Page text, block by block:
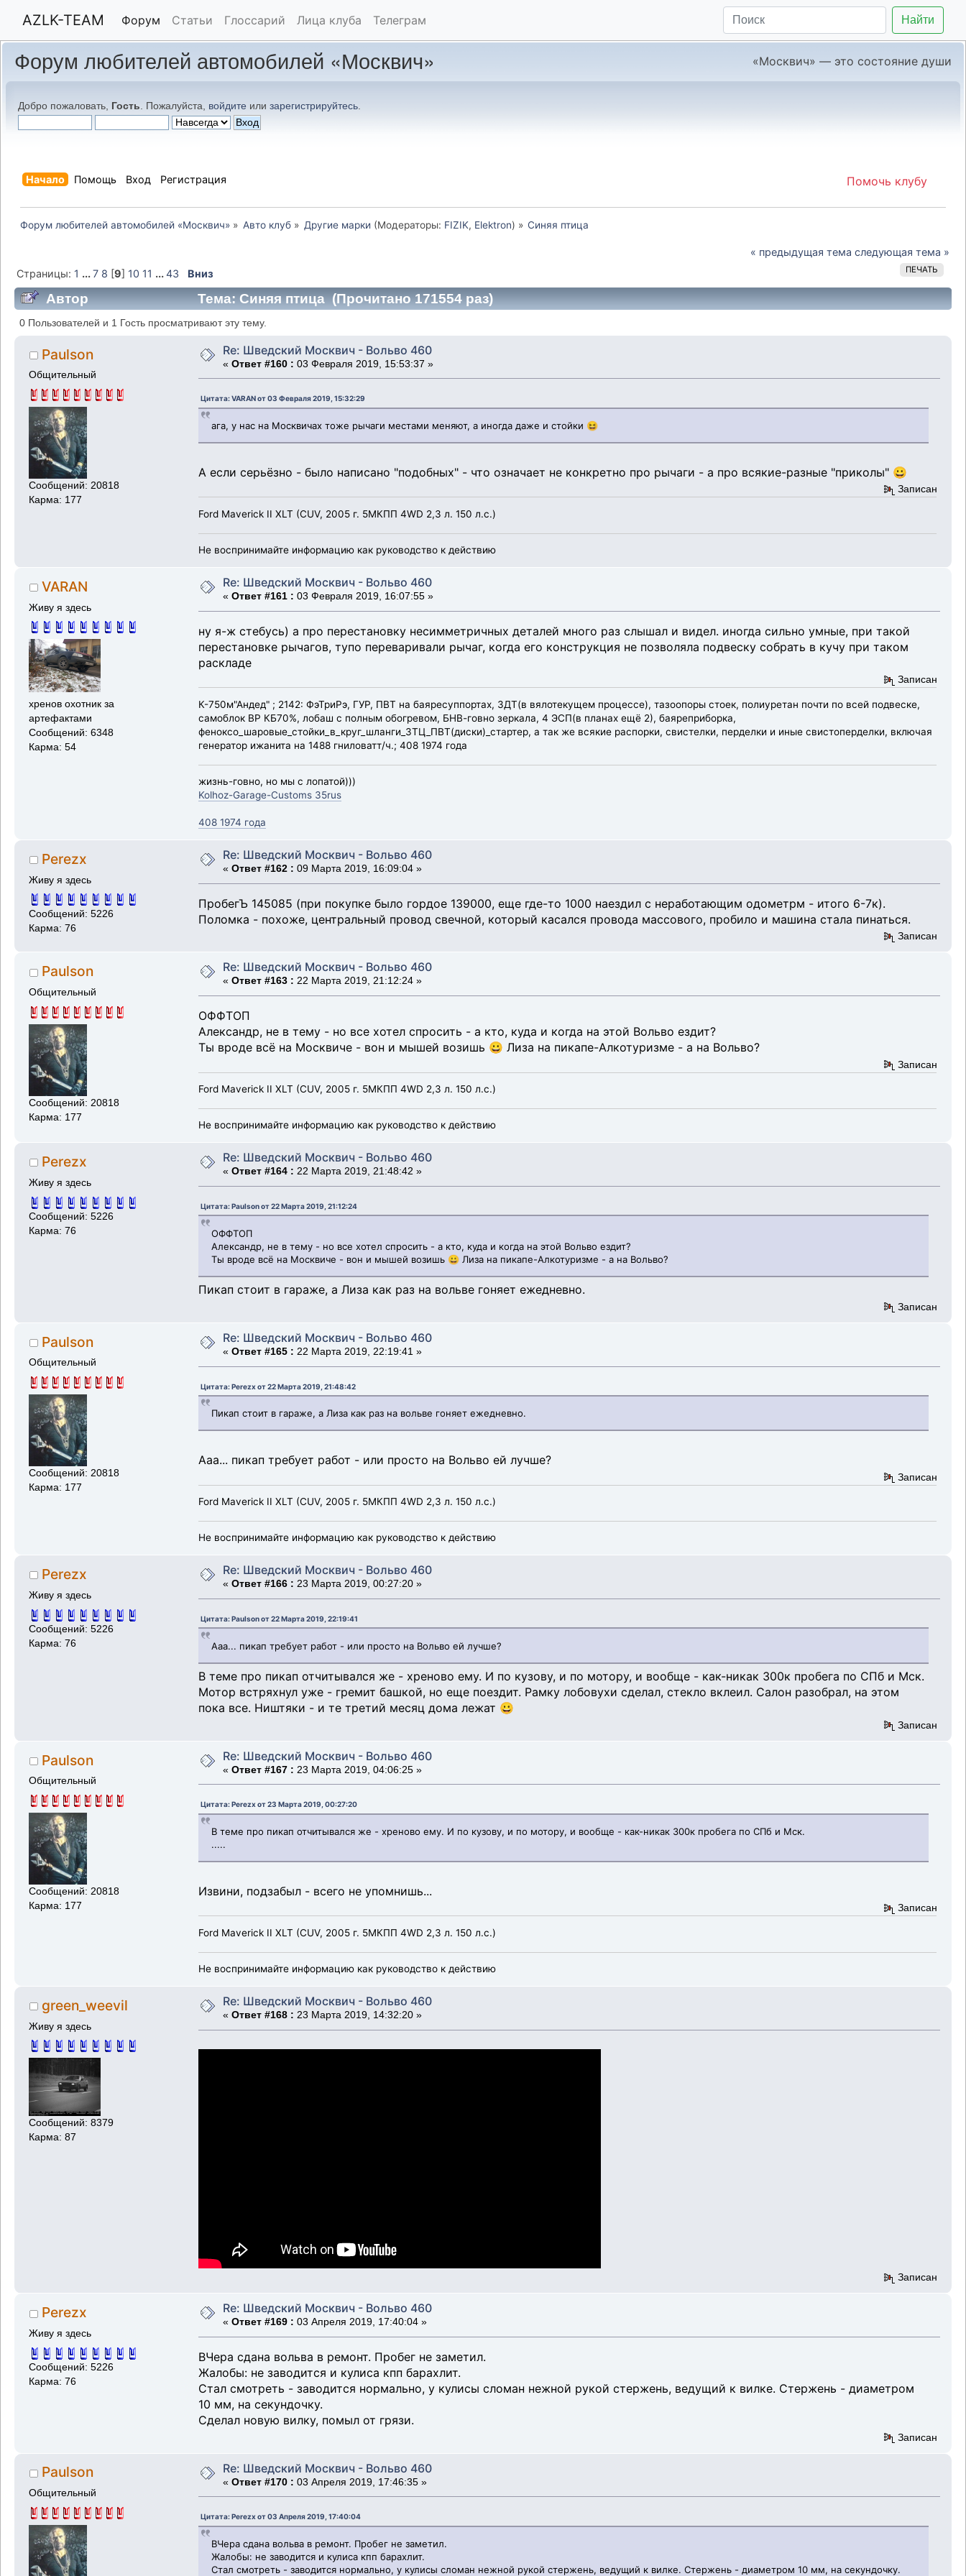
AZLK-TEAM Форум Статьи Глоссарий Лица клуба Телеграм Найти
Форум любителей автомобилей «Москвич» «Москвич» — это состояние души
Добро пожаловать, Гость . Пожалуйста, войдите или зарегистрируйтесь
Помочь клубу
Начало Помощь Вход Регистрация
Форум любителей автомобилей «Москвич» » Авто клуб» Другие марки (Модераторы: FIZIK, Elektron) » Синяя птица
« предыдущая тема следующая тема »
ПЕЧАТЬ
Страницы: 1 ...7 8 [9] 10 11 ...43 Вниз
Автор Тема: Синяя птица (Прочитано 171554 раз)
0 Пользователей и 1 Гость просматривают эту тему.
Paulson
Общительный
Сообщений: 20818
Карма: 177
Re: Шведский Москвич - Вольво 460
« Ответ #160 : 03 Февраля 2019, 15:53:37 »
Цитата: VARAN от 03 Февраля 2019, 15:32:29
ага, у нас на Москвичах тоже рычаги местами меняют, а иногда даже и стойки 😆
А если серьёзно - было написано "подобных" - что означает не конкретно про рычаги - а про всякие-разные "приколы" 😀
Записан
Ford Maverick II XLT (CUV, 2005 г. 5МКПП 4WD 2,3 л. 150 л.с.)
Не воспринимайте информацию как руководство к действию
VARAN
Живу я здесь
хренов охотник за
артефактами
Сообщений: 6348
Карма: 54
Re: Шведский Москвич - Вольво 460
« Ответ #161 : 03 Февраля 2019, 16:07:55 »
ну я-ж стебусь) а про перестановку несимметричных деталей много раз слышал и видел. иногда сильно умные, при такой
перестановке рычагов, тупо переваривали рычаг, когда его конструкция не позволяла подвеску собрать в кучу при таком
раскладе
Записан
К-750м"Андед" ; 2142: ФэТриРэ, ГУР, ПВТ на баяресуппортах, ЗДТ(в вялотекущем процессе), тазоопоры стоек, полиуретан почти по всей подвеске,
самоблок ВР КБ70%, лобаш с полным обогревом, БНВ-говно зеркала, 4 ЭСП(в планах ещё 2), баяреприборка,
феноксо_шаровые_стойки_в_круг_шланги_ЗТЦ_ПВТ(диски)_стартер, а так же всякие распорки, свистелки, перделки и иные свистоперделки, включая
генератор ижанита на 1488 гниловатт/ч.; 408 1974 года
жизнь-говно, но мы с лопатой)))
Kolhoz-Garage-Customs 35rus
408 1974 года
Perezx
Живу я здесь
Сообщений: 5226
Карма: 76
Re: Шведский Москвич - Вольво 460
« Ответ #162 : 09 Марта 2019, 16:09:04 »
ПробегЪ 145085 (при покупке было гордое 139000, еще где-то 1000 наездил с неработающим одометрм - итого 6-7к).
Поломка - похоже, центральный провод свечной, который касался провода массового, пробило и машина стала пинаться.
Записан
Paulson
Общительный
Сообщений: 20818
Карма: 177
Re: Шведский Москвич - Вольво 460
« Ответ #163 : 22 Марта 2019, 21:12:24 »
ОФФТОП
Александр, не в тему - но все хотел спросить - а кто, куда и когда на этой Вольво ездит?
Ты вроде всё на Москвиче - вон и мышей возишь 😀 Лиза на пикапе-Алкотуризме - а на Вольво?
Записан
Ford Maverick II XLT (CUV, 2005 г. 5МКПП 4WD 2,3 л. 150 л.с.)
Не воспринимайте информацию как руководство к действию
Perezx
Живу я здесь
Сообщений: 5226
Карма: 76
Re: Шведский Москвич - Вольво 460
« Ответ #164 : 22 Марта 2019, 21:48:42 »
Цитата: Paulson от 22 Марта 2019, 21:12:24
ОФФТОП
Александр, не в тему - но все хотел спросить - а кто, куда и когда на этой Вольво ездит?
Ты вроде всё на Москвиче - вон и мышей возишь 😀 Лиза на пикапе-Алкотуризме - а на Вольво?
Пикап стоит в гараже, а Лиза как раз на вольве гоняет ежедневно.
Записан
Paulson
Общительный
Сообщений: 20818
Карма: 177
Re: Шведский Москвич - Вольво 460
« Ответ #165 : 22 Марта 2019, 22:19:41 »
Цитата: Perezx от 22 Марта 2019, 21:48:42
Пикап стоит в гараже, а Лиза как раз на вольве гоняет ежедневно.
Ааа... пикап требует работ - или просто на Вольво ей лучше?
Записан
Ford Maverick II XLT (CUV, 2005 г. 5МКПП 4WD 2,3 л. 150 л.с.)
Не воспринимайте информацию как руководство к действию
Perezx
Живу я здесь
Сообщений: 5226
Карма: 76
Re: Шведский Москвич - Вольво 460
« Ответ #166 : 23 Марта 2019, 00:27:20 »
Цитата: Paulson от 22 Марта 2019, 22:19:41
Ааа... пикап требует работ - или просто на Вольво ей лучше?
В теме про пикап отчитывался же - хреново ему. И по кузову, и по мотору, и вообще - как-никак 300к пробега по СПб и Мск.
Мотор встряхнул уже - гремит башкой, но еще поездит. Рамку лобовухи сделал, стекло вклеил. Салон разобрал, на этом
пока все. Ништяки - и те третий месяц дома лежат 😀
Записан
Paulson
Общительный
Сообщений: 20818
Карма: 177
Re: Шведский Москвич - Вольво 460
« Ответ #167 : 23 Марта 2019, 04:06:25 »
Цитата: Perezx от 23 Марта 2019, 00:27:20
В теме про пикап отчитывался же - хреново ему. И по кузову, и по мотору, и вообще - как-никак 300к пробега по СПб и Мск.
.....
Извини, подзабыл - всего не упомнишь...
Записан
Ford Maverick II XLT (CUV, 2005 г. 5МКПП 4WD 2,3 л. 150 л.с.)
Не воспринимайте информацию как руководство к действию
green_weevil
Живу я здесь
Сообщений: 8379
Карма: 87
Re: Шведский Москвич - Вольво 460
« Ответ #168 : 23 Марта 2019, 14:32:20 »
Записан
Perezx
Живу я здесь
Сообщений: 5226
Карма: 76
Re: Шведский Москвич - Вольво 460
« Ответ #169 : 03 Апреля 2019, 17:40:04 »
ВЧера сдана вольва в ремонт. Пробег не заметил.
Жалобы: не заводится и кулиса кпп барахлит.
Стал смотреть - заводится нормально, у кулисы сломан нежной рукой стержень, ведущий к вилке. Стержень - диаметром
10 мм, на секундочку.
Сделал новую вилку, помыл от грязи.
Записан
Paulson
Общительный
Re: Шведский Москвич - Вольво 460
« Ответ #170 : 03 Апреля 2019, 17:46:35 »
Цитата: Perezx от 03 Апреля 2019, 17:40:04
ВЧера сдана вольва в ремонт. Пробег не заметил.
Жалобы: не заводится и кулиса кпп барахлит.
Стал смотреть - заводится нормально, у кулисы сломан нежной рукой стержень, ведущий к вилке. Стержень - диаметром 10 мм, на секундочку.